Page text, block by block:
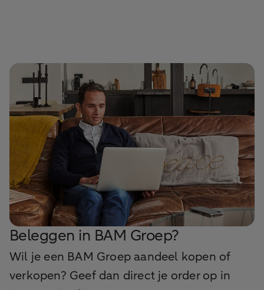
Beleggen in BAM Groep?
Wil je een BAM Groep aandeel kopen of
verkopen? Geef dan direct je order op in